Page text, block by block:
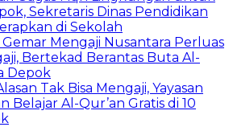
Sekretaris Dinas Pendidikan
di Sekolah
Gemar Mengaji Nusantara Perluas
Bertekad Berantas Buta Al-
Depok
Tak Bisa Mengaji, Yayasan
Belajar Al-Qur’an Gratis di 10